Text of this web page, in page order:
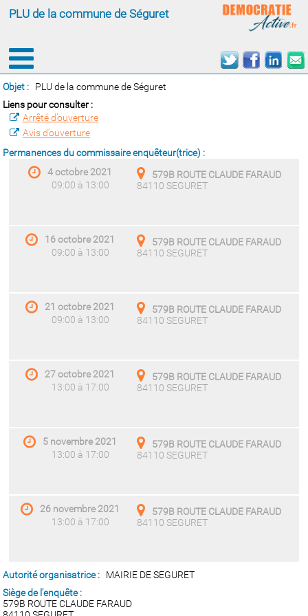
PLU de la commune de Séguret
Objet :
PLU de la commune de Séguret
Liens pour consulter :
Arrêté d’ouverture
Avis d’ouverture
Permanences du commissaire enquêteur(trice) :
4 octobre 2021
09:00 à 13:00
579B ROUTE CLAUDE FARAUD
84110 SEGURET
16 octobre 2021
09:00 à 13:00
579B ROUTE CLAUDE FARAUD
84110 SEGURET
21 octobre 2021
09:00 à 13:00
579B ROUTE CLAUDE FARAUD
84110 SEGURET
27 octobre 2021
13:00 à 17:00
579B ROUTE CLAUDE FARAUD
84110 SEGURET
5 novembre 2021
13:00 à 17:00
579B ROUTE CLAUDE FARAUD
84110 SEGURET
26 novembre 2021
13:00 à 17:00
579B ROUTE CLAUDE FARAUD
84110 SEGURET
Autorité organisatrice :
MAIRIE DE SEGURET
Siège de l'enquête :
579B ROUTE CLAUDE FARAUD